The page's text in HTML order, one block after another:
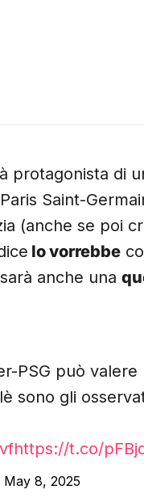
protagonista di
Saint-
(anche se poi
lo vorrebbe
anche una
PSG può
sono gli
https://t.co/
May 8, 2025